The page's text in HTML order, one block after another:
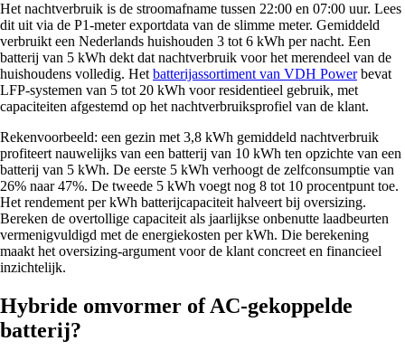
Het nachtverbruik is de stroomafname tussen 22:00 en 07:00 uur. Lees
dit uit via de P1-meter exportdata van de slimme meter. Gemiddeld
verbruikt een Nederlands huishouden 3 tot 6 kWh per nacht. Een
batterij van 5 kWh dekt dat nachtverbruik voor het merendeel van de
huishoudens volledig. Hetbatterijassortiment van VDH Powerbevat
LFP-systemen van 5 tot 20 kWh voor residentieel gebruik, met
capaciteiten afgestemd op het nachtverbruiksprofiel van de klant.
Rekenvoorbeeld: een gezin met 3,8 kWh gemiddeld nachtverbruik
profiteert nauwelijks van een batterij van 10 kWh ten opzichte van een
batterij van 5 kWh. De eerste 5 kWh verhoogt de zelfconsumptie van
26% naar 47%. De tweede 5 kWh voegt nog 8 tot 10 procentpunt toe.
Het rendement per kWh batterijcapaciteit halveert bij oversizing.
Bereken de overtollige capaciteit als jaarlijkse onbenutte laadbeurten
vermenigvuldigd met de energiekosten per kWh. Die berekening
maakt het oversizing-argument voor de klant concreet en financieel
inzichtelijk.
Hybride omvormer of AC-gekoppelde
batterij?